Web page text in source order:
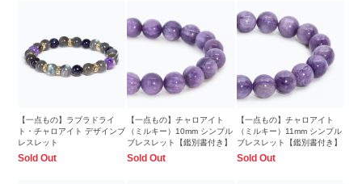
【一点もの】ラブラドライ
ト・チャロアイト デザインブ
レスレット
Sold Out
【一点もの】チャロアイト
（ミルキー）10mm シンプル
ブレスレット【鑑別書付き】
Sold Out
【一点もの】チャロアイト
（ミルキー）11mm シンプル
ブレスレット【鑑別書付き】
Sold Out